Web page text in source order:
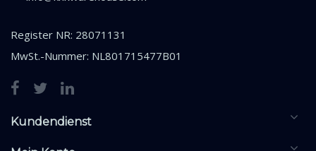
Register NR: 28071131
MwSt.-Nummer: NL801715477B01
Kundendienst